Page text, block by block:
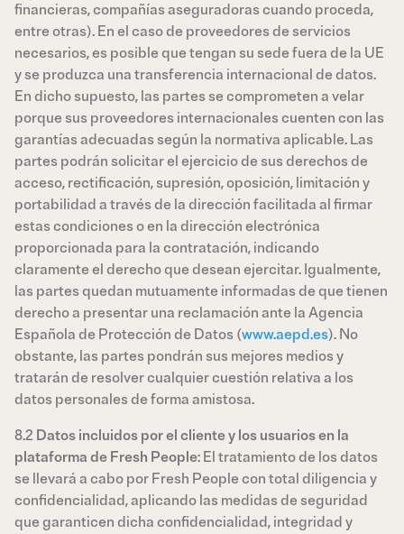
financieras, compañías aseguradoras cuando proceda,
entre otras). En el caso de proveedores de servicios
necesarios, es posible que tengan su sede fuera de la UE
y se produzca una transferencia internacional de datos.
En dicho supuesto, las partes se comprometen a velar
porque sus proveedores internacionales cuenten con las
garantías adecuadas según la normativa aplicable. Las
partes podrán solicitar el ejercicio de sus derechos de
acceso, rectificación, supresión, oposición, limitación y
portabilidad a través de la dirección facilitada al firmar
estas condiciones o en la dirección electrónica
proporcionada para la contratación, indicando
claramente el derecho que desean ejercitar. Igualmente,
las partes quedan mutuamente informadas de que tienen
derecho a presentar una reclamación ante la Agencia
Española de Protección de Datos (www.aepd.es). No
obstante, las partes pondrán sus mejores medios y
tratarán de resolver cualquier cuestión relativa a los
datos personales de forma amistosa.
8.2 Datos incluidos por el cliente y los usuarios en la
plataforma de Fresh People: El tratamiento de los datos
se llevará a cabo por Fresh People con total diligencia y
confidencialidad, aplicando las medidas de seguridad
que garanticen dicha confidencialidad, integridad y